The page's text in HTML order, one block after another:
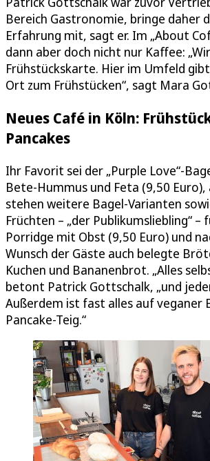
Bereich Gastronomie, bringe daher
Erfahrung mit, sagt er. Im „About
dann aber doch nicht nur Kaffee:
Frühstückskarte. Hier im Umfeld
Ort zum Frühstücken“, sagt Mara
Neues Café in Köln:
Pancakes
Ihr Favorit sei der „Purple Love“-
Bete-Hummus und Feta (9,50
stehen weitere Bagel-Varianten
Früchten – „der Publikumsliebling“ –
Porridge mit Obst (9,50 Euro) und
Wunsch der Gäste auch belegte
Kuchen und Bananenbrot. „Alles
betont Patrick Gottschalk, „und
Außerdem ist fast alles auf veganer
Pancake-Teig.“